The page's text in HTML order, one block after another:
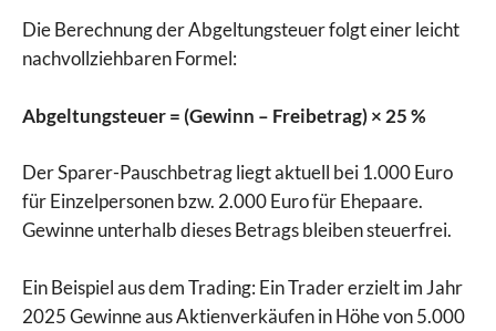
Die Berechnung der Abgeltungsteuer folgt einer leicht
nachvollziehbaren Formel:
Abgeltungsteuer = (Gewinn – Freibetrag) × 25 %
Der Sparer-Pauschbetrag liegt aktuell bei 1.000 Euro
für Einzelpersonen bzw. 2.000 Euro für Ehepaare.
Gewinne unterhalb dieses Betrags bleiben steuerfrei.
Ein Beispiel aus dem Trading: Ein Trader erzielt im Jahr
2025 Gewinne aus Aktienverkäufen in Höhe von 5.000